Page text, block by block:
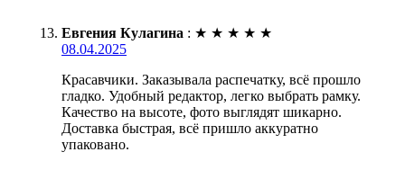
Евгения Кулагина : ★ ★ ★ ★ ★
08.04.2025
Красавчики. Заказывала распечатку, всё прошло
гладко. Удобный редактор, легко выбрать рамку.
Качество на высоте, фото выглядят шикарно.
Доставка быстрая, всё пришло аккуратно
упаковано.